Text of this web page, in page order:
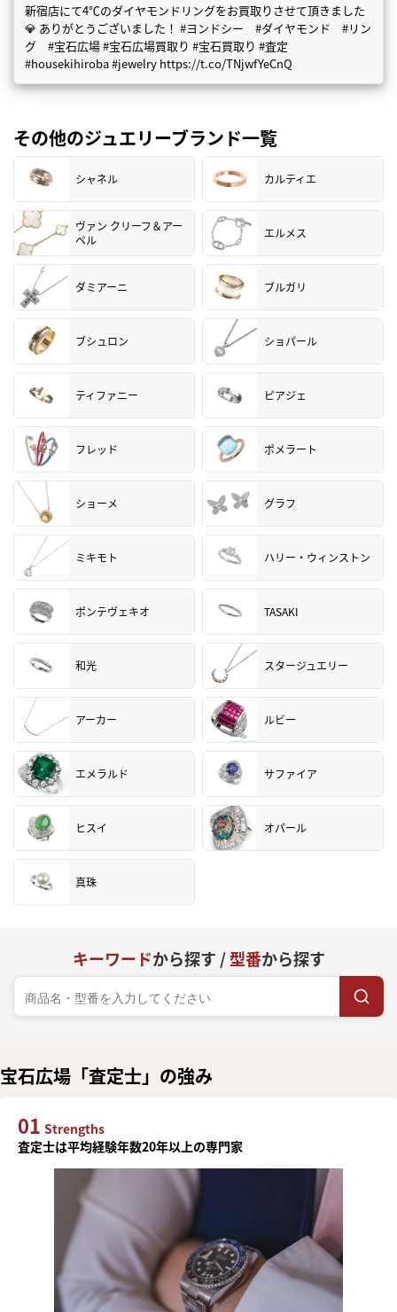
新宿店にて4℃のダイヤモンドリングをお買取りさせて頂きました
💎 ありがとうございました！ #ヨンドシー #ダイヤモンド #リン
グ #宝石広場 #宝石広場買取り #宝石買取り #査定
#housekihiroba #jewelry https://t.co/TNjwfYeCnQ
その他のジュエリーブランド一覧
シャネル カルティエ
ヴァン クリーフ＆アー
ペル
エルメス
ダミアーニ ブルガリ
ブシュロン ショパール
ティファニー ピアジェ
フレッド ポメラート
ショーメ グラフ
ミキモト ハリー・ウィンストン
ポンテヴェキオ TASAKI
和光 スタージュエリー
アーカー ルビー
エメラルド サファイア
ヒスイ オパール
真珠
キーワードから探す /型番から探す
宝石広場「査定士」の強み
01 Strengths
査定士は平均経験年数20年以上の専門家